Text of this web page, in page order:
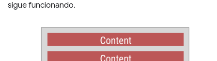
sigue funcionando.